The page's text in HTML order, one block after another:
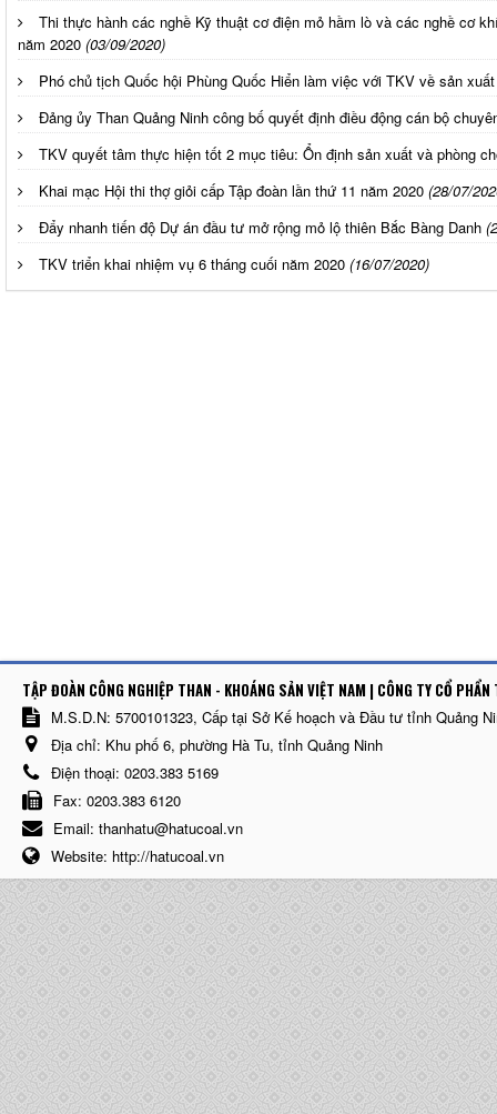
Thi thực hành các nghề Kỹ thuật cơ điện mỏ hầm lò và các nghề cơ
năm 2020 (03/09/2020)
Phó chủ tịch Quốc hội Phùng Quốc Hiển làm việc với TKV về sản
Đảng ủy Than Quảng Ninh công bố quyết định điều động cán bộ
TKV quyết tâm thực hiện tốt 2 mục tiêu: Ổn định sản xuất và phòng
Khai mạc Hội thi thợ giỏi cấp Tập đoàn lần thứ 11 năm 2020 (28/07/
Đẩy nhanh tiến độ Dự án đầu tư mở rộng mỏ lộ thiên Bắc Bàng Danh
TKV triển khai nhiệm vụ 6 tháng cuối năm 2020 (16/07/2020)
TẬP ĐOÀN CÔNG NGHIỆP THAN - KHOÁNG SẢN VIỆT NAM | CÔNG TY CỔ
M.S.D.N: 5700101323, Cấp tại Sở Kế hoạch và Đầu tư tỉnh Quảng
Địa chỉ: Khu phố 6, phường Hà Tu, tỉnh Quảng Ninh
Điện thoại: 0203.383 5169
Fax: 0203.383 6120
Email: thanhatu@hatucoal.vn
Website: http://hatucoal.vn